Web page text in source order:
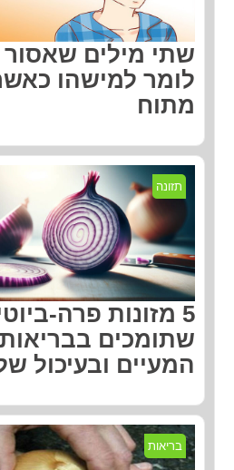
שתי מילים שאסור
לומר למישהו
מתוח
תזונה
5 מזונות פרה-
שתומכים בבריאות
המעיים ובעיכול
בריאות